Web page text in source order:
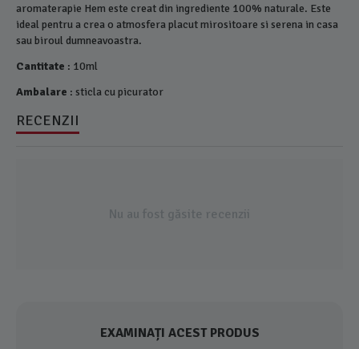
aromaterapie Hem este creat din ingrediente 100% naturale. Este
ideal pentru a crea o atmosfera placut mirositoare si serena in casa
sau biroul dumneavoastra.
Cantitate : 10ml
Ambalare : sticla cu picurator
RECENZII
Nu au fost găsite recenzii
EXAMINAȚI ACEST PRODUS